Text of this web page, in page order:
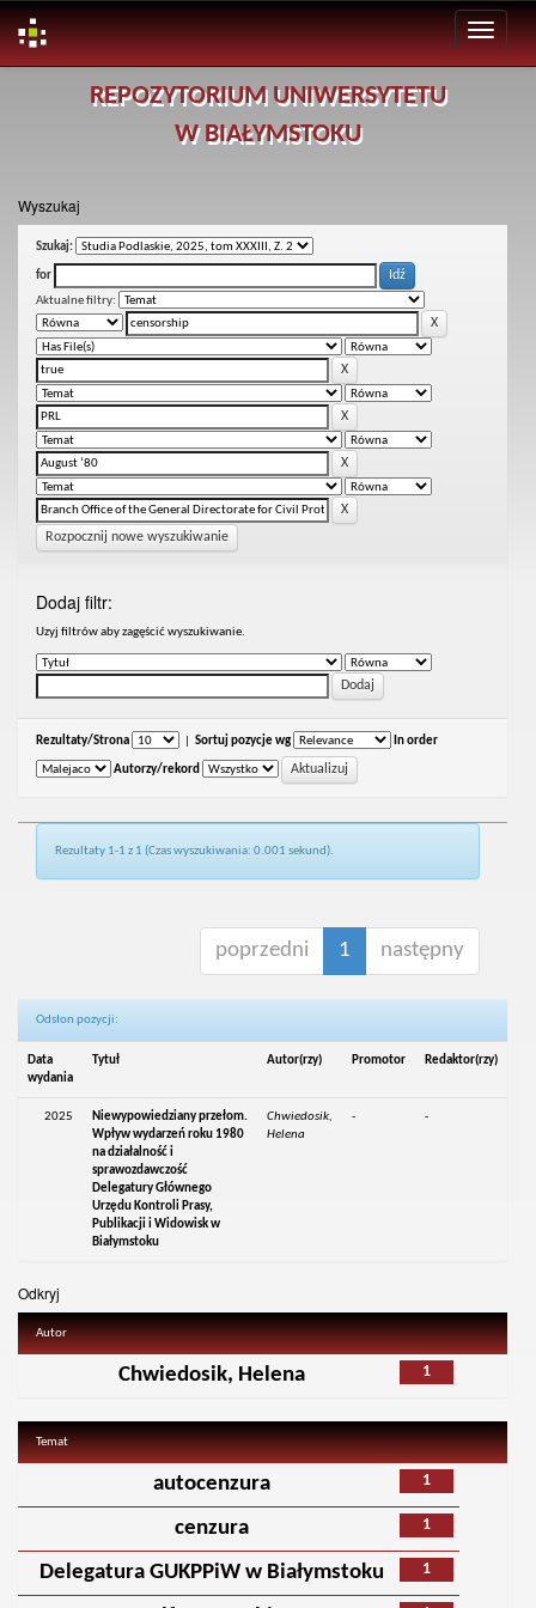
REPOZYTORIUM UNIWERSYTETU
W BIAŁYMSTOKU
Wyszukaj
Szukaj:
for
Aktualne filtry:
Rozpocznij nowe wyszukiwanie
Dodaj filtr:
Uzyj filtrów aby zagęścić wyszukiwanie.
Rezultaty/Strona Sortuj pozycje wg In order
Autorzy/rekord
Rezultaty 1-1 z 1 (Czas wyszukiwania: 0.001 sekund).
poprzedni 1 następny
Odsłon pozycji:
Data
wydania
Tytuł Autor(rzy) Promotor Redaktor(rzy)
2025
Niewypowiedziany przełom.
Wpływ wydarzeń roku 1980
na działalność i
sprawozdawczość
Delegatury Głównego
Urzędu Kontroli Prasy,
Publikacji i Widowisk w
Białymstoku
Chwiedosik,
Helena
- -
Odkryj
Autor
1
Chwiedosik, Helena
Temat
1
autocenzura
1
cenzura
1
Delegatura GUKPPiW w Białymstoku